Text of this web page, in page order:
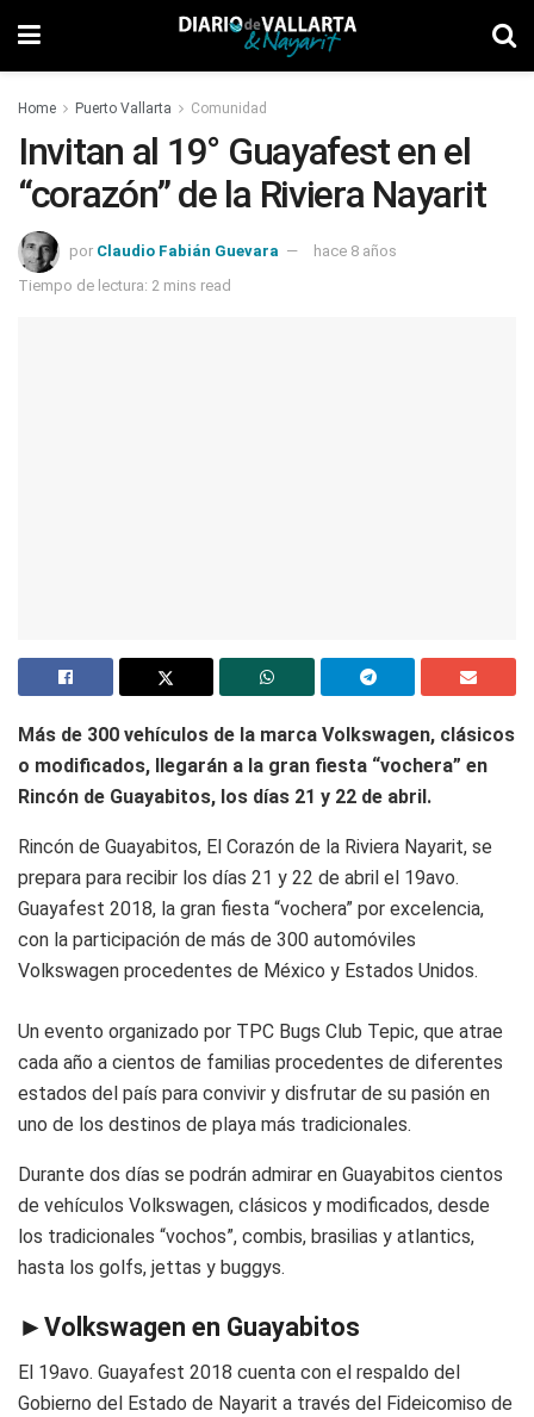
Home Puerto Vallarta Comunidad
Invitan al 19° Guayafest en el
“corazón” de la Riviera Nayarit
por Claudio Fabián Guevara
hace 8 años
Tiempo de lectura: 2 mins read
Más de 300 vehículos de la marca Volkswagen, clásicos
o modificados, llegarán a la gran fiesta “vochera” en
Rincón de Guayabitos, los días 21 y 22 de abril.
Rincón de Guayabitos, El Corazón de la Riviera Nayarit, se
prepara para recibir los días 21 y 22 de abril el 19avo.
Guayafest 2018, la gran fiesta “vochera” por excelencia,
con la participación de más de 300 automóviles
Volkswagen procedentes de México y Estados Unidos.
Un evento organizado por TPC Bugs Club Tepic, que atrae
cada año a cientos de familias procedentes de diferentes
estados del país para convivir y disfrutar de su pasión en
uno de los destinos de playa más tradicionales.
Durante dos días se podrán admirar en Guayabitos cientos
de vehículos Volkswagen, clásicos y modificados, desde
los tradicionales “vochos”, combis, brasilias y atlantics,
hasta los golfs, jettas y buggys.
►Volkswagen en Guayabitos
El 19avo. Guayafest 2018 cuenta con el respaldo del
Gobierno del Estado de Nayarit a través del Fideicomiso de